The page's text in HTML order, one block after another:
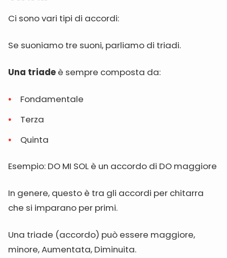
Ci sono vari tipi di accordi:
Se suoniamo tre suoni, parliamo di triadi.
Una triade è sempre composta da:
Fondamentale
Terza
Quinta
Esempio: DO MI SOL è un accordo di DO maggiore
In genere, questo è tra gli accordi per chitarra
che si imparano per primi.
Una triade (accordo) può essere maggiore,
minore, Aumentata, Diminuita.